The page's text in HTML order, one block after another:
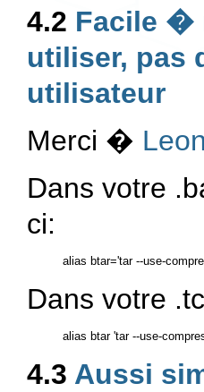
4.2 Facile �
utiliser,
utilisateur
Merci �
Dans votre
ci:
Dans votre
4.3 Aussi